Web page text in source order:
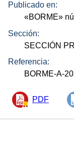
Publicado en:
«BORME»
Sección:
SECCIÓN
Referencia:
BORME-A-
PDF